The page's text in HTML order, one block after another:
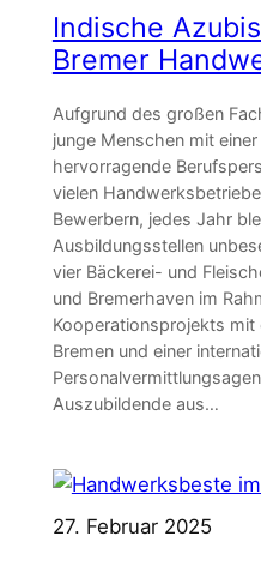
Indische
Bremer
Aufgrund des großen
junge Menschen mit
hervorragende
vielen
Bewerbern, jedes Jahr
Ausbildungsstellen
vier Bäckerei- und
und Bremerhaven im
Kooperationsprojekts
Bremen und einer
Auszubildende aus…
27. Februar 2025